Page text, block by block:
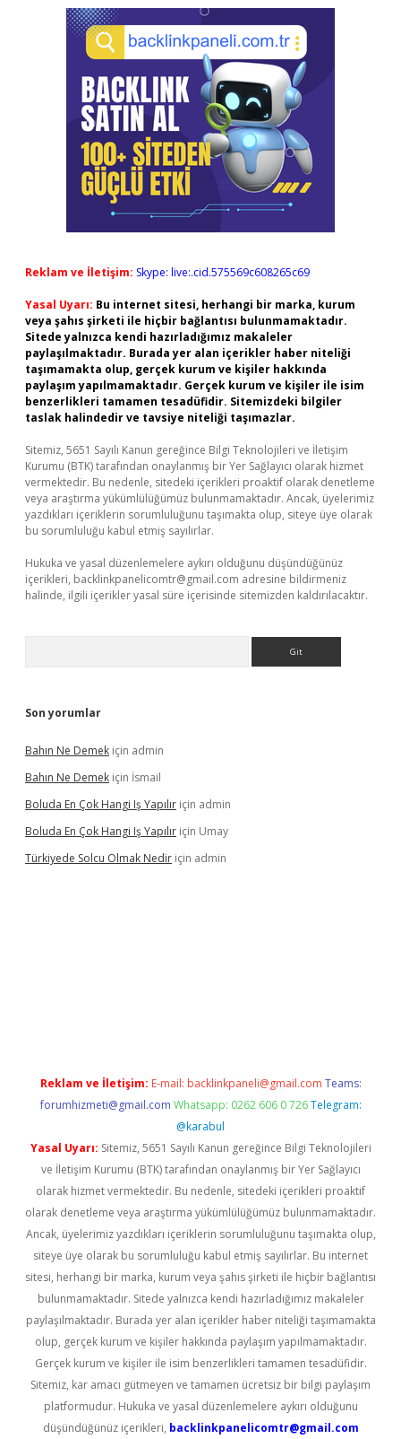
Reklam ve İletişim: Skype: live:.cid.575569c608265c69
Yasal Uyarı: Bu internet sitesi, herhangi bir marka, kurum
veya şahıs şirketi ile hiçbir bağlantısı bulunmamaktadır.
Sitede yalnızca kendi hazırladığımız makaleler
paylaşılmaktadır. Burada yer alan içerikler haber niteliği
taşımamakta olup, gerçek kurum ve kişiler hakkında
paylaşım yapılmamaktadır. Gerçek kurum ve kişiler ile isim
benzerlikleri tamamen tesadüfidir. Sitemizdeki bilgiler
taslak halindedir ve tavsiye niteliği taşımazlar.
Sitemiz, 5651 Sayılı Kanun gereğince Bilgi Teknolojileri ve İletişim
Kurumu (BTK) tarafından onaylanmış bir Yer Sağlayıcı olarak hizmet
vermektedir. Bu nedenle, sitedeki içerikleri proaktif olarak denetleme
veya araştırma yükümlülüğümüz bulunmamaktadır. Ancak, üyelerimiz
yazdıkları içeriklerin sorumluluğunu taşımakta olup, siteye üye olarak
bu sorumluluğu kabul etmiş sayılırlar.
Hukuka ve yasal düzenlemelere aykırı olduğunu düşündüğünüz
içerikleri, backlinkpanelicomtr@gmail.com adresine bildirmeniz
halinde, ilgili içerikler yasal süre içerisinde sitemizden kaldırılacaktır.
Son yorumlar
Bahın Ne Demek için admin
Bahın Ne Demek için İsmail
Boluda En Çok Hangi Iş Yapılır için admin
Boluda En Çok Hangi Iş Yapılır için Umay
Türkiyede Solcu Olmak Nedir için admin
Reklam ve İletişim: E-mail: backlinkpaneli@gmail.com Teams:
forumhizmeti@gmail.com Whatsapp: 0262 606 0 726 Telegram:
@karabul
Yasal Uyarı: Sitemiz, 5651 Sayılı Kanun gereğince Bilgi Teknolojileri
ve İletişim Kurumu (BTK) tarafından onaylanmış bir Yer Sağlayıcı
olarak hizmet vermektedir. Bu nedenle, sitedeki içerikleri proaktif
olarak denetleme veya araştırma yükümlülüğümüz bulunmamaktadır.
Ancak, üyelerimiz yazdıkları içeriklerin sorumluluğunu taşımakta olup,
siteye üye olarak bu sorumluluğu kabul etmiş sayılırlar. Bu internet
sitesi, herhangi bir marka, kurum veya şahıs şirketi ile hiçbir bağlantısı
bulunmamaktadır. Sitede yalnızca kendi hazırladığımız makaleler
paylaşılmaktadır. Burada yer alan içerikler haber niteliği taşımamakta
olup, gerçek kurum ve kişiler hakkında paylaşım yapılmamaktadır.
Gerçek kurum ve kişiler ile isim benzerlikleri tamamen tesadüfidir.
Sitemiz, kar amacı gütmeyen ve tamamen ücretsiz bir bilgi paylaşım
platformudur. Hukuka ve yasal düzenlemelere aykırı olduğunu
düşündüğünüz içerikleri, backlinkpanelicomtr@gmail.com